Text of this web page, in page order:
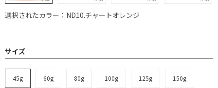
選択されたカラー：ND10.チャートオレンジ
サイズ
45g 60g 80g 100g 125g 150g